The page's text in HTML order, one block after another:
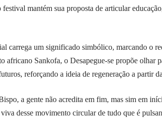
mantém sua proposta de articular
carrega um significado simbólico, marcando o
africano Sankofa, o Desapegue-se propõe olhar
reforçando a ideia de regeneração a partir
a gente não acredita em fim, mas sim em
desse movimento circular de tudo que é